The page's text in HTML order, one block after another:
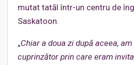
mutat tatăl într-un centru de
Saskatoon.
„Chiar a doua zi după aceea,
cuprinzător prin care eram